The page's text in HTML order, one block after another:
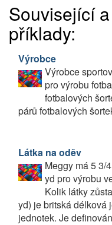
Související
příklady:
Výrobce
Výrobce
pro výrobu
fotbalových
párů fotbalových
Látka na oděv
Meggy má 5 3/
yd pro výrobu
Kolik látky
yd) je britská délková
jednotek. Je